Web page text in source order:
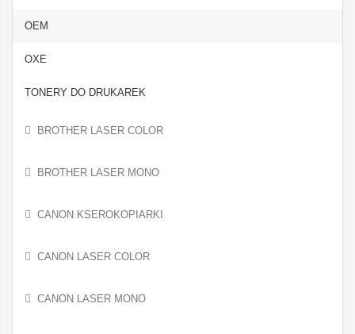
OEM
OXE
TONERY DO DRUKAREK
BROTHER LASER COLOR
BROTHER LASER MONO
CANON KSEROKOPIARKI
CANON LASER COLOR
CANON LASER MONO